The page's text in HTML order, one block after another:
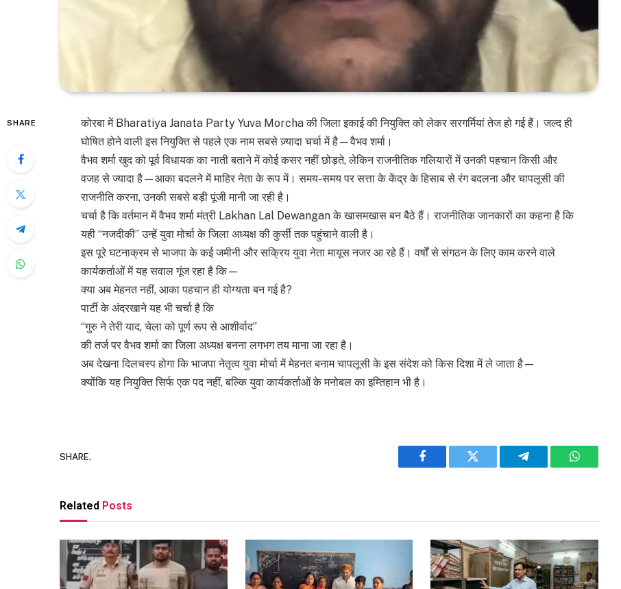
SHARE
कोरबा में Bharatiya Janata Party Yuva Morcha की जिला इकाई की नियुक्ति को लेकर सरगर्मियां तेज हो गई हैं। जल्द ही
घोषित होने वाली इस नियुक्ति से पहले एक नाम सबसे ज़्यादा चर्चा में है—वैभव शर्मा।
वैभव शर्मा खुद को पूर्व विधायक का नाती बताने में कोई कसर नहीं छोड़ते, लेकिन राजनीतिक गलियारों में उनकी पहचान किसी और
वजह से ज्यादा है—आका बदलने में माहिर नेता के रूप में। समय-समय पर सत्ता के केंद्र के हिसाब से रंग बदलना और चापलूसी की
राजनीति करना, उनकी सबसे बड़ी पूंजी मानी जा रही है।
चर्चा है कि वर्तमान में वैभव शर्मा मंत्री Lakhan Lal Dewangan के खासमखास बन बैठे हैं। राजनीतिक जानकारों का कहना है कि
यही “नजदीकी” उन्हें युवा मोर्चा के जिला अध्यक्ष की कुर्सी तक पहुंचाने वाली है।
इस पूरे घटनाक्रम से भाजपा के कई जमीनी और सक्रिय युवा नेता मायूस नजर आ रहे हैं। वर्षों से संगठन के लिए काम करने वाले
कार्यकर्ताओं में यह सवाल गूंज रहा है कि—
क्या अब मेहनत नहीं, आका पहचान ही योग्यता बन गई है?
पार्टी के अंदरखाने यह भी चर्चा है कि
“गुरु ने तेरी याद, चेला को पूर्ण रूप से आशीर्वाद”
की तर्ज पर वैभव शर्मा का जिला अध्यक्ष बनना लगभग तय माना जा रहा है।
अब देखना दिलचस्प होगा कि भाजपा नेतृत्व युवा मोर्चा में मेहनत बनाम चापलूसी के इस संदेश को किस दिशा में ले जाता है—
क्योंकि यह नियुक्ति सिर्फ एक पद नहीं, बल्कि युवा कार्यकर्ताओं के मनोबल का इम्तिहान भी है।
SHARE.
Facebook Twitter Telegram WhatsApp
Related Posts